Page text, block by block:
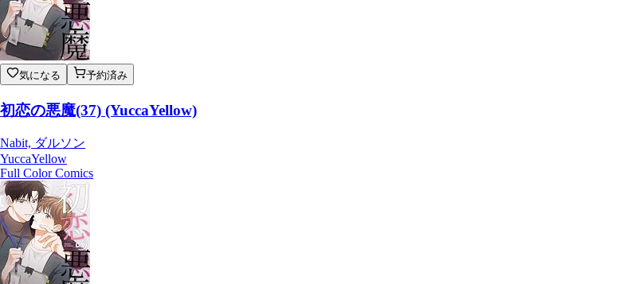
気になる 予約済み
初恋の悪魔(37) (YuccaYellow)
Nabit, ダルソン
YuccaYellow
Full Color Comics